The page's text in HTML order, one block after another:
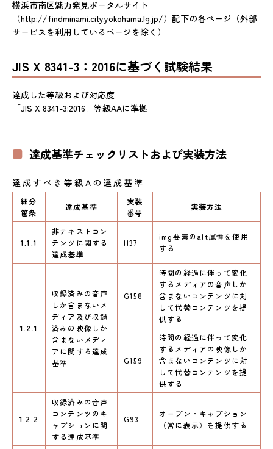
横浜市南区魅力発見ポータルサイト
（http://findminami.city.yokohama.lg.jp/）配下の各ページ（外部
サービスを利用しているページを除く）
JIS X 8341-3：2016に基づく試験結果
達成した等級および対応度
「JIS X 8341-3:2016」等級AAに準拠
達成基準チェックリストおよび実装方法
達成すべき等級Aの達成基準
細分
箇条
達成基準
実装
番号
実装方法
1.1.1
非テキストコン
テンツに関する
達成基準
H37
img要素のalt属性を使用
する
1.2.1
収録済みの音声
しか含まないメ
ディア及び収録
済みの映像しか
含まないメディ
アに関する達成
基準
G158
時間の経過に伴って変化
するメディアの音声しか
含まないコンテンツに対
して代替コンテンツを提
供する
G159
時間の経過に伴って変化
するメディアの映像しか
含まないコンテンツに対
して代替コンテンツを提
供する
1.2.2
収録済みの音声
コンテンツのキ
ャプションに関
する達成基準
G93
オープン・キャプション
（常に表示）を提供する